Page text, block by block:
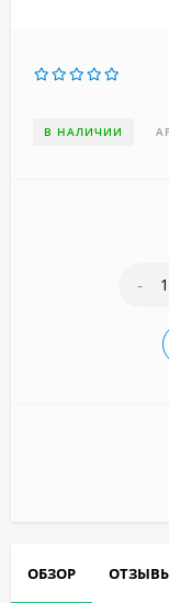
В НАЛИЧИИ
-
ОБЗОР